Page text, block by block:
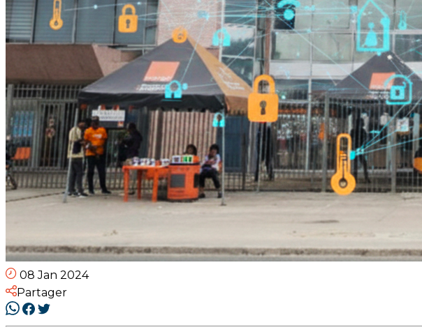
08 Jan 2024
Partager